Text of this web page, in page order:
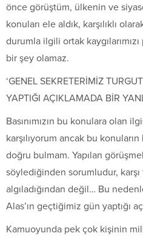
önce görüştüm, ülkenin ve
konuları ele aldık, karşılıklı
durumla ilgili ortak
bir şey olamaz.
‘GENEL SEKRETERİMİZ
YAPTIĞI AÇIKLAMADA BİR
Basınımızın bu konulara olan
karşılıyorum ancak bu konuların
doğru bulmam. Yapılan
söylediğinden sorumludur, karşı
algıladığından değil… Bu
Alas’ın geçtiğimiz gün yaptığı
Kamuoyunda pek çok kişinin